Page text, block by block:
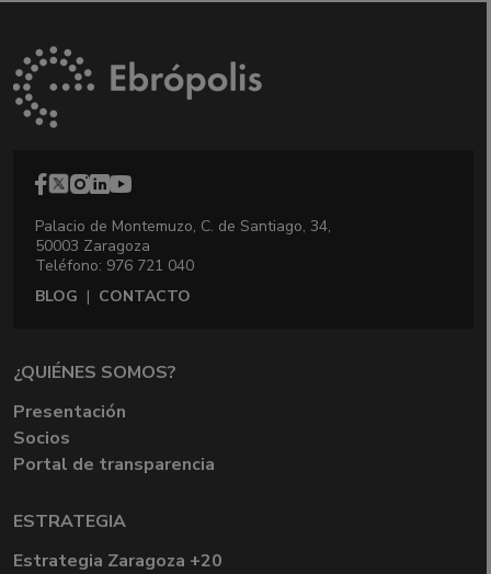
Palacio de Montemuzo, C. de Santiago, 34,
50003 Zaragoza
Teléfono: 976 721 040
BLOG | CONTACTO
¿QUIÉNES SOMOS?
Presentación
Socios
Portal de transparencia
ESTRATEGIA
Estrategia Zaragoza +20